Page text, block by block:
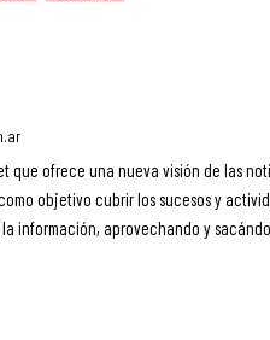
que ofrece una nueva visión de las
objetivo cubrir los sucesos y
información, aprovechando y